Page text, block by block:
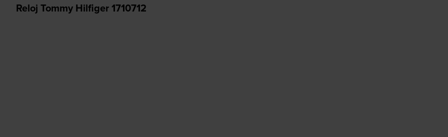
Reloj Tommy Hilfiger 1710712